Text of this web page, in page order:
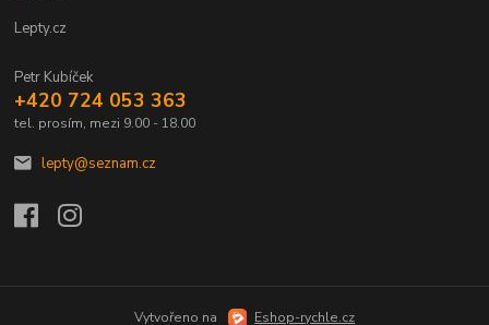
Lepty.cz
Petr Kubíček
+420 724 053 363
tel. prosím, mezi 9.00 - 18.00
lepty@seznam.cz
Vytvořeno na Eshop-rychle.cz